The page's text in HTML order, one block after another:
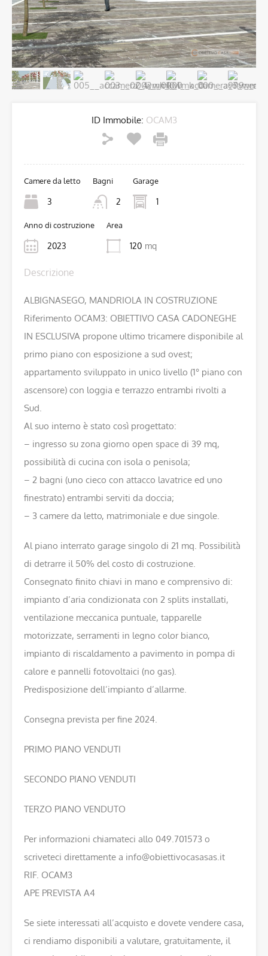
ID Immobile: OCAM3
Camere da letto
3
Bagni
2
Garage
1
Anno di costruzione
2023
Area
120 mq
Descrizione
ALBIGNASEGO, MANDRIOLA IN COSTRUZIONE
Riferimento OCAM3: OBIETTIVO CASA CADONEGHE
IN ESCLUSIVA propone ultimo tricamere disponibile al
primo piano con esposizione a sud ovest;
appartamento sviluppato in unico livello (1° piano con
ascensore) con loggia e terrazzo entrambi rivolti a
Sud.
Al suo interno è stato così progettato:
– ingresso su zona giorno open space di 39 mq,
possibilità di cucina con isola o penisola;
– 2 bagni (uno cieco con attacco lavatrice ed uno
finestrato) entrambi serviti da doccia;
– 3 camere da letto, matrimoniale e due singole.
Al piano interrato garage singolo di 21 mq. Possibilità
di detrarre il 50% del costo di costruzione.
Consegnato finito chiavi in mano e comprensivo di:
impianto d’aria condizionata con 2 splits installati,
ventilazione meccanica puntuale, tapparelle
motorizzate, serramenti in legno color bianco,
impianto di riscaldamento a pavimento in pompa di
calore e pannelli fotovoltaici (no gas).
Predisposizione dell’impianto d’allarme.
Consegna prevista per fine 2024.
PRIMO PIANO VENDUTI
SECONDO PIANO VENDUTI
TERZO PIANO VENDUTO
Per informazioni chiamateci allo 049.701573 o
scriveteci direttamente a info@obiettivocasasas.it
RIF. OCAM3
APE PREVISTA A4
Se siete interessati all’acquisto e dovete vendere casa,
ci rendiamo disponibili a valutare, gratuitamente, il